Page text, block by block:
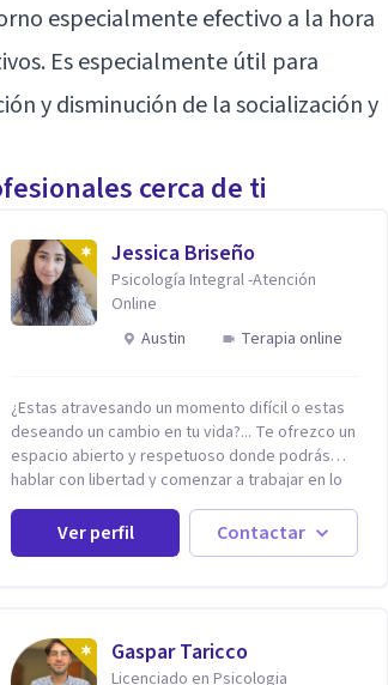
especialmente efectivo a la hora
Es especialmente útil para
y disminución de la socialización y
cerca de ti
Jessica Briseño
Psicología Integral -Atención
Online
Austin
Terapia online
¿Estas atravesando un momento difícil o estas
deseando un cambio en tu vida?... Te ofrezco un
espacio abierto y respetuoso donde podrás
hablar con libertad y comenzar a trabajar en lo
que hoy te preocupa. Me especializo en
Trastornos de Ansiedad y a lo largo de mi
experiencia profesional he acompañado a
en la Crianza, Codependencia, Celos, entre
otros. Cuento con más de 12 años de
Ver perfil Contactar
Gaspar Taricco
Licenciado en Psicologia